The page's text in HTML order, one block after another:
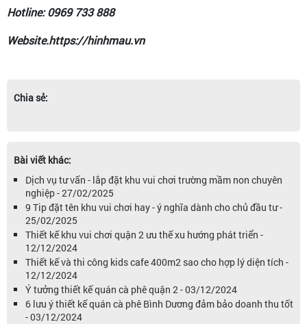
Hotline: 0969 733 888
Website.https://hinhmau.vn
Chia sẻ:
Bài viết khác:
Dịch vụ tư vấn - lắp đặt khu vui chơi trường mầm non chuyên
nghiệp - 27/02/2025
9 Tip đặt tên khu vui chơi hay - ý nghĩa dành cho chủ đầu tư -
25/02/2025
Thiết kế khu vui chơi quận 2 ưu thế xu hướng phát triển -
12/12/2024
Thiết kế và thi công kids cafe 400m2 sao cho hợp lý diện tích -
12/12/2024
Ý tưởng thiết kế quán cà phê quận 2 - 03/12/2024
6 lưu ý thiết kế quán cà phê Bình Dương đảm bảo doanh thu tốt
- 03/12/2024